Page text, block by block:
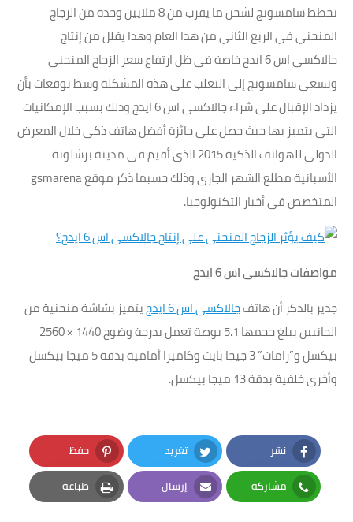
تخطط سامسونج لشحن ما يقرب من 8 ملايين وحدة من الزجاج
المنحني في الربع الثاني من هذا العام وهذا يقلل من إنتاج
جالاكسى اس 6 ايدج خاصة فى ظل ارتفاع سعر الزجاج المنحنى
وتسعى سامسونج إلى التغلب على هذه المشكلة وسط توقعات بأن
يزداد الإقبال على شراء جالاكسى اس 6 ايدج وذلك بسبب الإمكانيات
التى يتميز بها حيث حصل على جائزة أفضل هاتف ذكى خلال المعرض
الدولى للهواتف الذكية 2015 الذى أقيم فى مدينة برشلونة
الأسبانية مطلع الشهر الجارى وذلك حسبما ذكر موقع gsmarena
المتخصص فى أخبار التكنولوجيا.
مواصفات جالاكسى اس 6 ايدج
جدير بالذكر أن هاتفجالاكسى اس 6 ايدج
يتميز بشاشة منحنية من
الجانبين يبلغ حجمها 5.1 بوصة تعمل بدرجة وضوح 1440 × 2560
بيكسل و”رامات” 3 جيجا بايت وكاميرا أمامية بدقة 5 ميجا بيكسل
وأخرى خلفية بدقة 13 ميجا بيكسل.
نشر
Facebook
تغريد
Twitter
حفظ
Pinterest
مشاركة
Whatsapp
إرسال
Email
طباعة
Print